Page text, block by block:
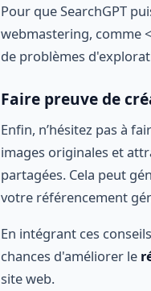
Pour que SearchGPT
webmastering, comme
de problèmes
Faire preuve de
Enfin, n’hésitez pas à
images originales et
partagées. Cela peut
votre référencement
En intégrant ces
chances d'améliorer le
site web.